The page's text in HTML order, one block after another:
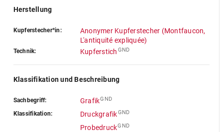
Herstellung
Kupferstecher*in:
Anonymer Kupferstecher (Montfaucon,
L'antiquité expliquée)
Technik: Kupferstich GND
Klassifikation und Beschreibung
Sachbegriff: GrafikGND
Klassifikation: DruckgrafikGND
ProbedruckGND